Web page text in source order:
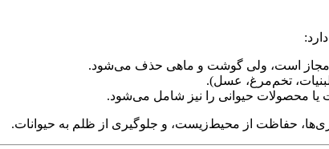
مجاز است، ولی گوشت و ماهی حذف می‌شود.
تخم‌مرغ، عسل).
محصولات حیوانی را نیز شامل می‌شود.
حفاظت از محیط‌زیست، و جلوگیری از ظلم به حیوانات.